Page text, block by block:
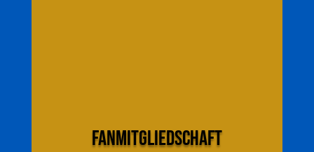
Fanmitgliedschaft